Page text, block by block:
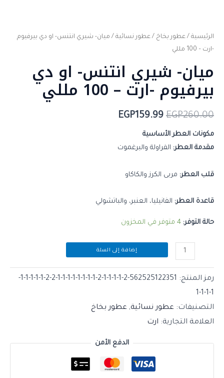
الرئيسية / عطور بخاخ / عطور نسائية / ميان- شيري انتنس- او دي بيرفيوم
-ارت – 100 مللي
ميان- شيري انتنس- او دي
بيرفيوم -ارت – 100 مللي
EGP260.00
EGP159.99
مكونات العطر الأساسية
مقدمة العطر: الفراولة والبرغموت
قلب العطر: مربى الكرز والكاكاو
قاعدة العطر: الفانيليا، العنبر، والباتشولي
حالة التوفر: 4 متوفر في المخزون
إضافة إلى السلة
رمز المنتج:
562525122351-2-1-1-1-1-2-1-1-1-1-1-1-1-1-2-2-1-1-1-1-1-
1-1-1-1
التصنيفات: عطور نسائية, عطور بخاخ
العلامة التجارية: ارت
الدفع الأمن